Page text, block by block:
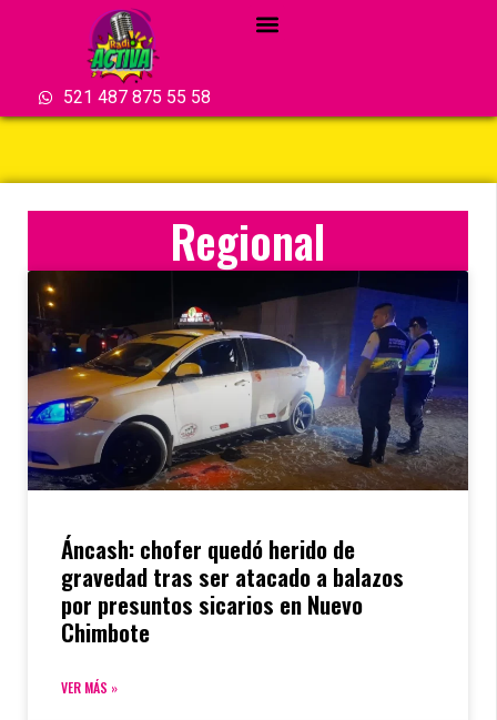
521 487 875 55 58
Regional
Áncash: chofer quedó herido de
gravedad tras ser atacado a balazos
por presuntos sicarios en Nuevo
Chimbote
VER MÁS »